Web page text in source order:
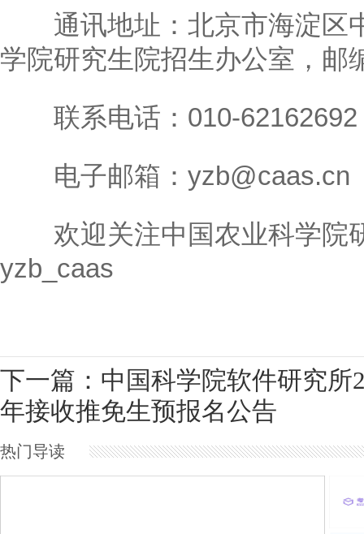
通讯地址：北京市海淀区
学院研究生院招生办公室，邮
联系电话：010-62162692
电子邮箱：yzb@caas.cn
欢迎关注中国农业科学院
yzb_caas
下一篇：中国科学院软件研究所
年接收推免生预报名公告
热门导读